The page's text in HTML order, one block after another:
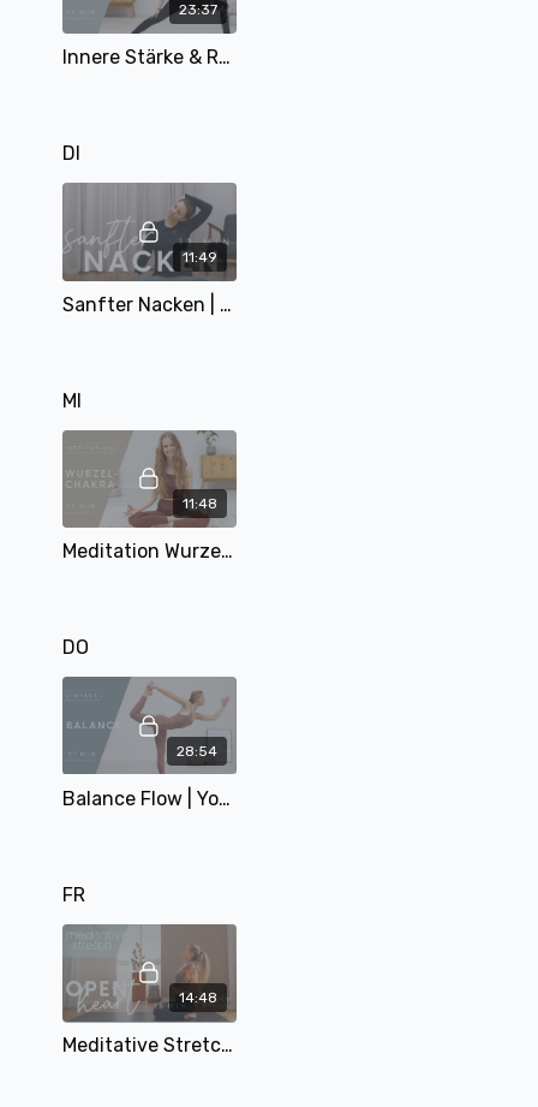
23:37
Innere Stärke & Regeneration | After Work Serie Teil 4 | mit Mary | 24 Min
DI
11:49
Sanfter Nacken | Yoga im Sitzen | Nacken und Schultern dehnen | mit Alina
MI
11:48
Meditation Wurzelchakra | Chakren Serie | mit Mary | 12 Min
DO
28:54
Balance Flow | Yoga Karten Flow | mit Matthäa | 29 Min
FR
14:48
Meditative Stretch Tag 3 | Open Heart | mit Mary | 15 Min